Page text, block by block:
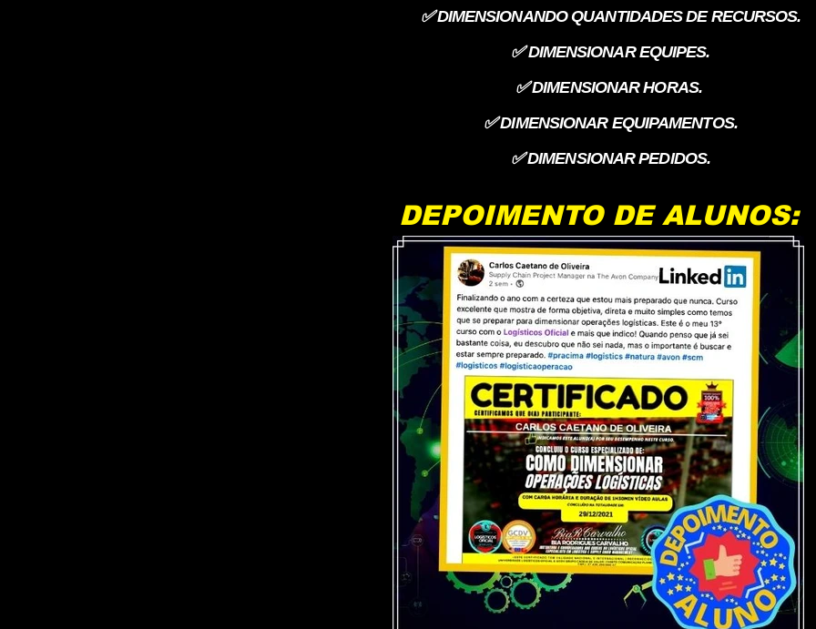
✅ DIMENSIONANDO QUANTIDADES DE RECURSOS.
✅ DIMENSIONAR EQUIPES.
✅ DIMENSIONAR HORAS.
✅ DIMENSIONAR EQUIPAMENTOS.
✅ DIMENSIONAR PEDIDOS.
DEPOIMENTO DE ALUNOS: